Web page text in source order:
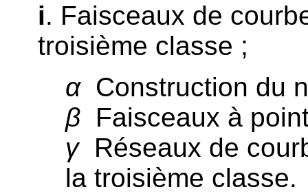
i. Faisceaux de
troisième classe ;
αConstruction du
β Faisceaux à
γRéseaux de
la troisième classe.